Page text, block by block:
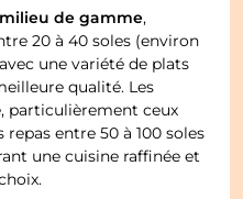
milieu de gamme,
20 à 40 soles (environ
une variété de plats
qualité. Les
particulièrement ceux
entre 50 à 100 soles
une cuisine raffinée et